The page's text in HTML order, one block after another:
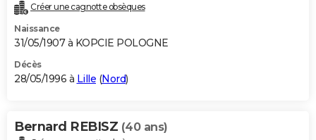
Créer une cagnotte obsèques
Naissance
31/05/1907 à KOPCIE POLOGNE
Décès
28/05/1996 à Lille (Nord)
Bernard REBISZ (40 ans)